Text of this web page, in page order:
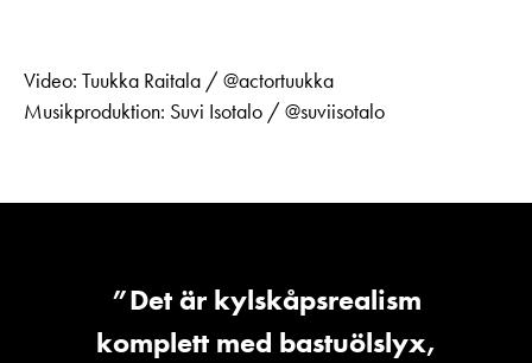
Video: Tuukka Raitala / @actortuukka
Musikproduktion: Suvi Isotalo / @suviisotalo
”Det är kylskåpsrealism
komplett med bastuölslyx,